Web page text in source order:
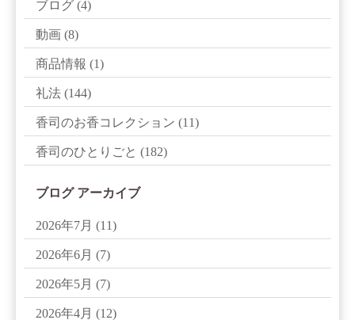
ブログ (4)
動画 (8)
商品情報 (1)
礼法 (144)
香司のお香コレクション (11)
香司のひとりごと (182)
ブログ アーカイブ
2026年7月 (11)
2026年6月 (7)
2026年5月 (7)
2026年4月 (12)